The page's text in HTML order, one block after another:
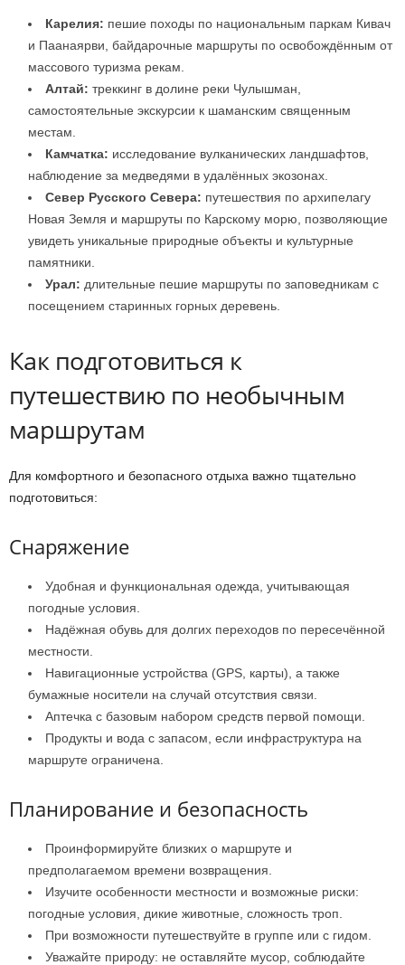
Карелия: пешие походы по национальным паркам Кивач
и Паанаярви, байдарочные маршруты по освобождённым от
массового туризма рекам.
Алтай: треккинг в долине реки Чулышман,
самостоятельные экскурсии к шаманским священным
местам.
Камчатка: исследование вулканических ландшафтов,
наблюдение за медведями в удалённых экозонах.
Север Русского Севера: путешествия по архипелагу
Новая Земля и маршруты по Карскому морю, позволяющие
увидеть уникальные природные объекты и культурные
памятники.
Урал: длительные пешие маршруты по заповедникам с
посещением старинных горных деревень.
Как подготовиться к
путешествию по необычным
маршрутам
Для комфортного и безопасного отдыха важно тщательно
подготовиться:
Снаряжение
Удобная и функциональная одежда, учитывающая
погодные условия.
Надёжная обувь для долгих переходов по пересечённой
местности.
Навигационные устройства (GPS, карты), а также
бумажные носители на случай отсутствия связи.
Аптечка с базовым набором средств первой помощи.
Продукты и вода с запасом, если инфраструктура на
маршруте ограничена.
Планирование и безопасность
Проинформируйте близких о маршруте и
предполагаемом времени возвращения.
Изучите особенности местности и возможные риски:
погодные условия, дикие животные, сложность троп.
При возможности путешествуйте в группе или с гидом.
Уважайте природу: не оставляйте мусор, соблюдайте